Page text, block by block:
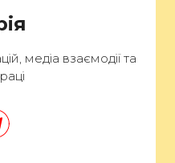
медіа взаємодії та